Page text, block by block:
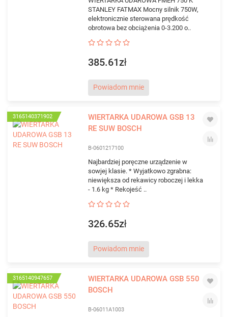
STANLEY FATMAX Mocny silnik 750W,
elektronicznie sterowana prędkość
obrotowa bez obciążenia 0-3.200 o..
385.61zł
Powiadom mnie
3165140371902
WIERTARKA UDAROWA GSB 13
RE SUW BOSCH
B-0601217100
Najbardziej poręczne urządzenie w
sowjej klasie. * Wyjatkowo zgrabna:
niewiększa od rekawicy roboczej i lekka
- 1.6 kg * Rekojeść ..
326.65zł
Powiadom mnie
3165140947657
WIERTARKA UDAROWA GSB 550
BOSCH
B-06011A1003